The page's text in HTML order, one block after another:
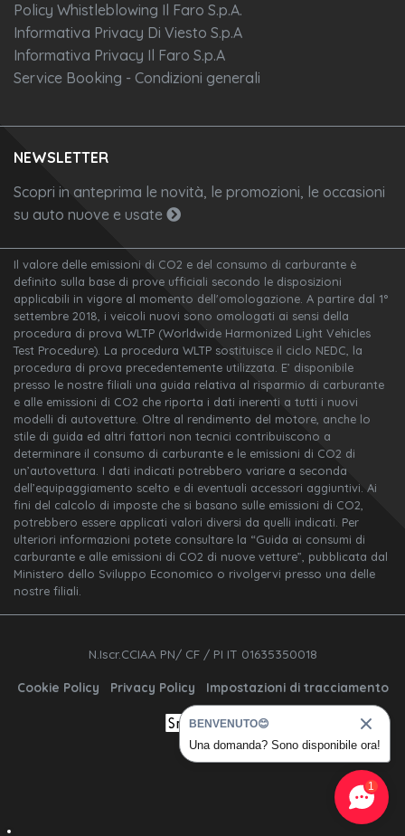
Policy Whistleblowing Il Faro S.p.A.
Informativa Privacy Di Viesto S.p.A
Informativa Privacy Il Faro S.p.A
Service Booking - Condizioni generali
NEWSLETTER
Scopri in anteprima le novità, le promozioni, le occasioni
su auto nuove e usate
Il valore delle emissioni di CO2 e del consumo di carburante è
definito sulla base di prove ufficiali secondo le disposizioni
applicabili in vigore al momento dell'omologazione. A partire dal 1°
settembre 2018, i veicoli nuovi sono omologati ai sensi della
procedura di prova WLTP (Worldwide Harmonized Light Vehicles
Test Procedure). La procedura WLTP sostituisce il ciclo NEDC, la
procedura di prova precedentemente utilizzata. E’ disponibile
presso le nostre filiali una guida relativa al risparmio di carburante
e alle emissioni di CO2 che riporta i dati inerenti a tutti i nuovi
modelli di autovetture. Oltre al rendimento del motore, anche lo
stile di guida ed altri fattori non tecnici contribuiscono a
determinare il consumo di carburante e le emissioni di CO2 di
un’autovettura. I dati indicati potrebbero variare a seconda
dell’equipaggiamento scelto e di eventuali accessori aggiuntivi. Ai
fini del calcolo di imposte che si basano sulle emissioni di CO2,
potrebbero essere applicati valori diversi da quelli indicati. Per
ulteriori informazioni potete consultare la “Guida ai consumi di
carburante e alle emissioni di CO2 di nuove vetture”, pubblicata dal
Ministero dello Sviluppo Economico o rivolgervi presso una delle
nostre filiali.
N.Iscr.CCIAA PN/ CF / PI IT 01635350018
Cookie Policy Privacy Policy Impostazioni di tracciamento
1
BENVENUTO😊
Una domanda? Sono disponibile ora!